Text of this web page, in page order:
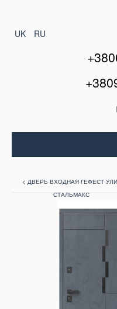
UK RU
Вікна та балкони
< ДВЕРЬ ВХОДНАЯ ГЕФЕСТ
СТАЛЬМАКС